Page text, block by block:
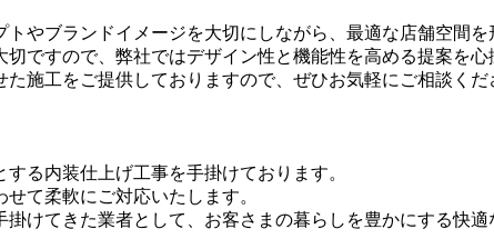
やブランドイメージを大切にしながら、最適な店舗空間を
ですので、弊社ではデザイン性と機能性を高める提案を心
施工をご提供しておりますので、ぜひお気軽にご相談くだ
る内装仕上げ工事を手掛けております。
て柔軟にご対応いたします。
けてきた業者として、お客さまの暮らしを豊かにする快